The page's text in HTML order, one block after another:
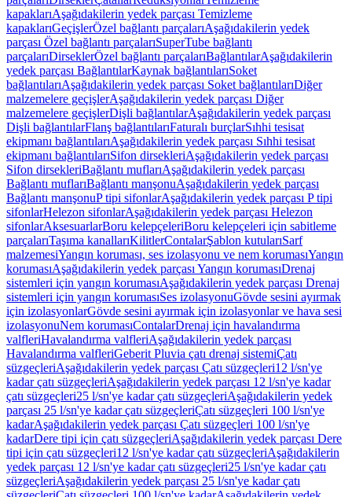
kapaklarıAşağıdakilerin yedek parçası Temizleme
kapaklarıGeçişlerÖzel bağlantı parçalarıAşağıdakilerin yedek
parçası Özel bağlantı parçalarıSuperTube bağlantı
parçalarıDirseklerÖzel bağlantı parçalarıBağlantılarAşağıdakilerin
yedek parçası BağlantılarKaynak bağlantılarıSoket
bağlantılarıAşağıdakilerin yedek parçası Soket bağlantılarıDiğer
malzemelere geçişlerAşağıdakilerin yedek parçası Diğer
malzemelere geçişlerDişli bağlantılarAşağıdakilerin yedek parçası
Dişli bağlantılarFlanş bağlantılarıFaturalı burçlarSıhhi tesisat
ekipmanı bağlantılarıAşağıdakilerin yedek parçası Sıhhi tesisat
ekipmanı bağlantılarıSifon dirsekleriAşağıdakilerin yedek parçası
Sifon dirsekleriBağlantı muflarıAşağıdakilerin yedek parçası
Bağlantı muflarıBağlantı manşonuAşağıdakilerin yedek parçası
Bağlantı manşonuP tipi sifonlarAşağıdakilerin yedek parçası P tipi
sifonlarHelezon sifonlarAşağıdakilerin yedek parçası Helezon
sifonlarAksesuarlarBoru kelepçeleriBoru kelepçeleri için sabitleme
parçalarıTaşıma kanallarıKilitlerContalarŞablon kutularıSarf
malzemesiYangın koruması, ses izolasyonu ve nem korumasıYangın
korumasıAşağıdakilerin yedek parçası Yangın korumasıDrenaj
sistemleri için yangın korumasıAşağıdakilerin yedek parçası Drenaj
sistemleri için yangın korumasıSes izolasyonuGövde sesini ayırmak
için izolasyonlarGövde sesini ayırmak için izolasyonlar ve hava sesi
izolasyonuNem korumasıContalarDrenaj için havalandırma
valfleriHavalandırma valfleriAşağıdakilerin yedek parçası
Havalandırma valfleriGeberit Pluvia çatı drenaj sistemiÇatı
süzgeçleriAşağıdakilerin yedek parçası Çatı süzgeçleri12 l/sn'ye
kadar çatı süzgeçleriAşağıdakilerin yedek parçası 12 l/sn'ye kadar
çatı süzgeçleri25 l/sn'ye kadar çatı süzgeçleriAşağıdakilerin yedek
parçası 25 l/sn'ye kadar çatı süzgeçleriÇatı süzgeçleri 100 l/sn'ye
kadarAşağıdakilerin yedek parçası Çatı süzgeçleri 100 l/sn'ye
kadarDere tipi için çatı süzgeçleriAşağıdakilerin yedek parçası Dere
tipi için çatı süzgeçleri12 l/sn'ye kadar çatı süzgeçleriAşağıdakilerin
yedek parçası 12 l/sn'ye kadar çatı süzgeçleri25 l/sn'ye kadar çatı
süzgeçleriAşağıdakilerin yedek parçası 25 l/sn'ye kadar çatı